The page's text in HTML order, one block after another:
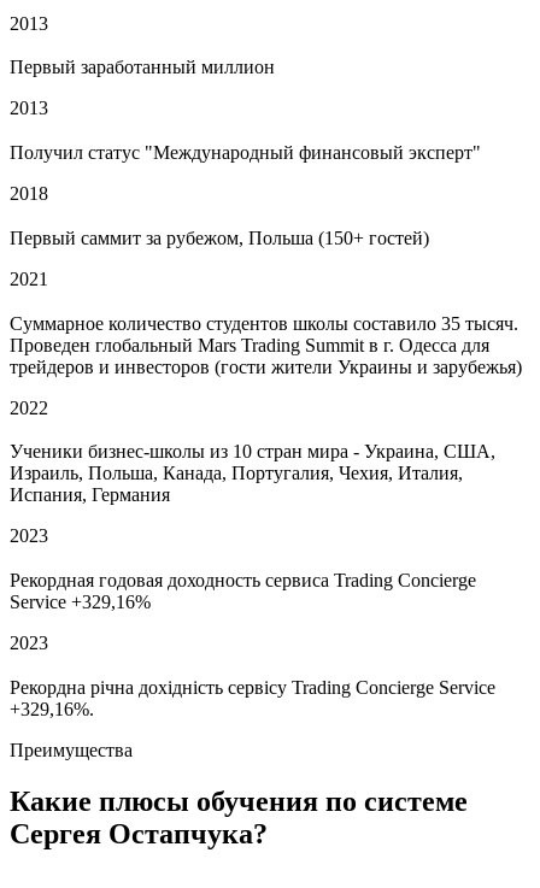
2013
Первый заработанный миллион
2013
Получил статус "Международный финансовый эксперт"
2018
Первый саммит за рубежом, Польша (150+ гостей)
2021
Суммарное количество студентов школы составило 35 тысяч.
Проведен глобальный Mars Trading Summit в г. Одесса для
трейдеров и инвесторов (гости жители Украины и зарубежья)
2022
Ученики бизнес-школы из 10 стран мира - Украина, США,
Израиль, Польша, Канада, Португалия, Чехия, Италия,
Испания, Германия
2023
Рекордная годовая доходность сервиса Trading Concierge
Service +329,16%
2023
Рекордна річна дохідність сервісу Trading Concierge Service
+329,16%.
Преимущества
Какие плюсы обучения по системе
Сергея Остапчука?